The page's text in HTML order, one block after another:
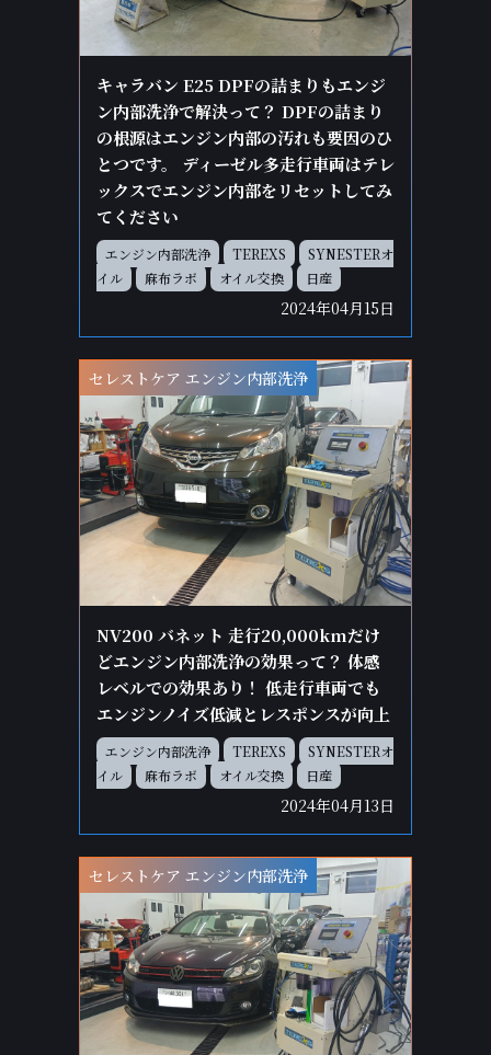
キャラバン E25 DPFの詰まりもエンジ
ン内部洗浄で解決って？ DPFの詰まり
の根源はエンジン内部の汚れも要因のひ
とつです。 ディーゼル多走行車両はテレ
ックスでエンジン内部をリセットしてみ
てください
エンジン内部洗浄 TEREXS
SYNESTERオ
イル
麻布ラボ オイル交換 日産
2024年04月15日
セレストケア エンジン内部洗浄
NV200 バネット 走行20,000kmだけ
どエンジン内部洗浄の効果って？ 体感
レベルでの効果あり！ 低走行車両でも
エンジンノイズ低減とレスポンスが向上
エンジン内部洗浄 TEREXS
SYNESTERオ
イル
麻布ラボ オイル交換 日産
2024年04月13日
セレストケア エンジン内部洗浄